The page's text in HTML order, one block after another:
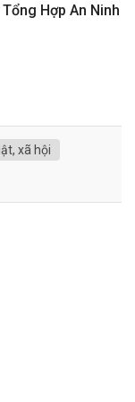
Hợp An Ninh
xã hội